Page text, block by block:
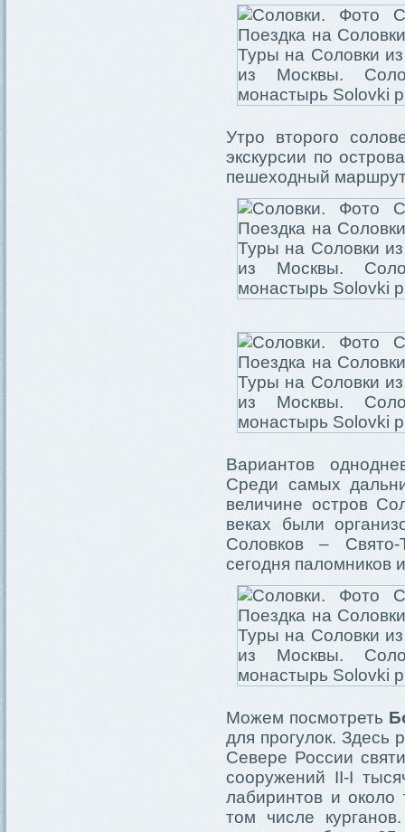
Утро второго
экскурсии по
пешеходный
Вариантов
Среди самых
величине остров
веках были
Соловков – Свято-
сегодня паломников
Можем посмотреть
для прогулок. Здесь
Севере России
сооружений II-I
лабиринтов и
том числе